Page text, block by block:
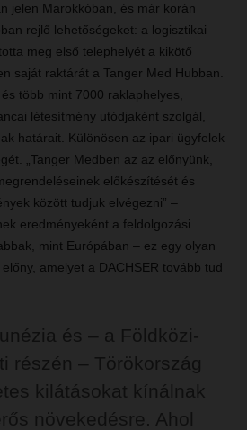
jelen Marokkóban, és már korán
rejlő lehetőségeket: a logisztikai
meg első telephelyét a kikötő
saját raktárát a Tanger Med Hubban.
több mint 7000 raklaphelyes,
létesítmény utódjaként szolgál,
határait. Különösen az ipari ügyfelek
„Tanger Medben az az előnyünk,
előkészítését és
között tudjuk elvégezni” –
eredményeként a feldolgozási
mint Európában – ez egy olyan
amelyet a DACHSER tovább tud
és – a Földközi-
részén – Törökország
kilátásokat kínálnak
növekedésre. Ahol